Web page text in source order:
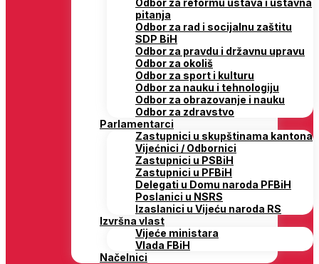
Odbor za reformu ustava i ustavna
pitanja
Odbor za rad i socijalnu zaštitu
SDP BiH
Odbor za pravdu i državnu upravu
Odbor za okoliš
Odbor za sport i kulturu
Odbor za nauku i tehnologiju
Odbor za obrazovanje i nauku
Odbor za zdravstvo
Parlamentarci
Zastupnici u skupštinama kantona
Vijećnici / Odbornici
Zastupnici u PSBiH
Zastupnici u PFBiH
Delegati u Domu naroda PFBiH
Poslanici u NSRS
Izaslanici u Vijeću naroda RS
Izvršna vlast
Vijeće ministara
Vlada FBiH
Načelnici